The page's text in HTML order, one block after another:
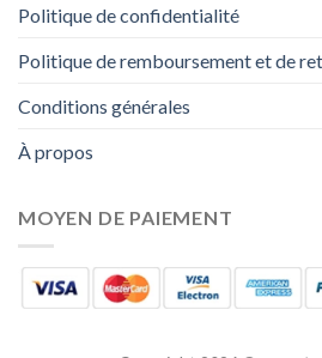
Politique de confidentialité
Politique de remboursement et de
Conditions générales
À propos
MOYEN DE PAIEMENT